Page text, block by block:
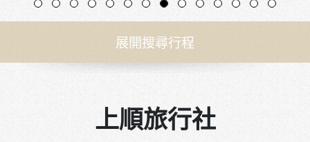
展開搜尋行程
上順旅行社